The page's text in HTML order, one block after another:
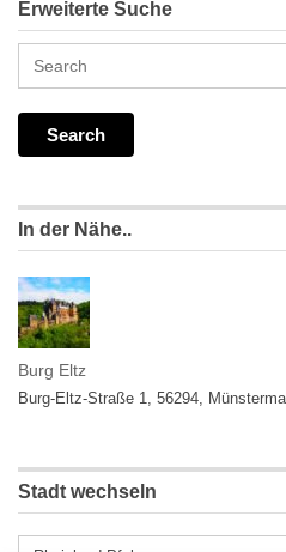
Erweiterte Suche
In der Nähe..
Burg Eltz
Burg-Eltz-Straße 1, 56294,
Stadt wechseln